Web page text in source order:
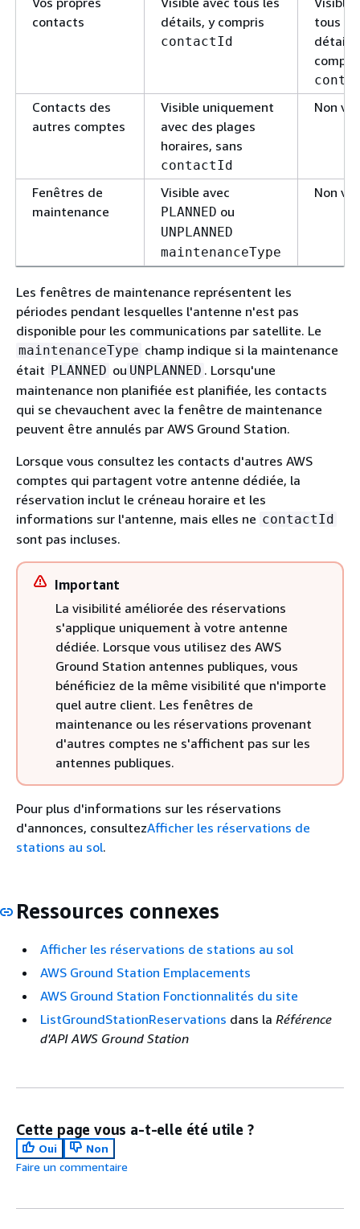
contacts
détails, y compris
contactId
tous les
compris
Contacts des
autres comptes
Visible uniquement
avec des plages
horaires, sans
contactId
Non
Fenêtres de
maintenance
Visible avec
PLANNED ou
UNPLANNED
maintenanceType
Non
Les fenêtres de maintenance représentent les
périodes pendant lesquelles l'antenne n'est pas
disponible pour les communications par satellite. Le
maintenanceType champ indique si la maintenance
était PLANNED ou UNPLANNED . Lorsqu'une
maintenance non planifiée est planifiée, les contacts
qui se chevauchent avec la fenêtre de maintenance
peuvent être annulés par AWS Ground Station.
Lorsque vous consultez les contacts d'autres AWS
comptes qui partagent votre antenne dédiée, la
réservation inclut le créneau horaire et les
informations sur l'antenne, mais elles ne contactId
sont pas incluses.
Important
La visibilité améliorée des réservations
s'applique uniquement à votre antenne
dédiée. Lorsque vous utilisez des AWS
Ground Station antennes publiques, vous
bénéficiez de la même visibilité que n'importe
quel autre client. Les fenêtres de
maintenance ou les réservations provenant
d'autres comptes ne s'affichent pas sur les
antennes publiques.
Pour plus d'informations sur les réservations
d'annonces, consultezAfficher les réservations de
stations au sol.
Ressources connexes
Afficher les réservations de stations au sol
AWS Ground Station Emplacements
AWS Ground Station Fonctionnalités du site
ListGroundStationReservations dans la Référence
d'API AWS Ground Station
Cette page vous a-t-elle été utile ?
Oui
Non
Faire un commentaire